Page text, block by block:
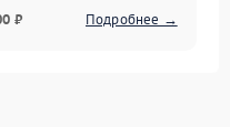
₽ Подробнее →